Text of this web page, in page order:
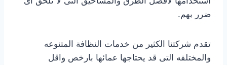
ضرر بهم.
تقدم شركتنا الكثير من خدمات النظافة المتنوعه
والمختلفه التى قد يحتاجها عمائها بارخص واقل